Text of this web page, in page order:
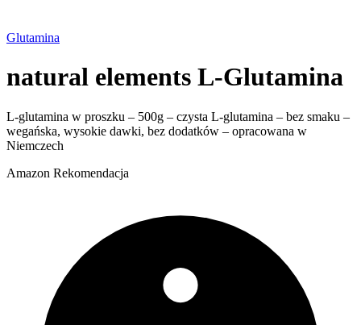
Glutamina
natural elements L-Glutamina
L-glutamina w proszku – 500g – czysta L-glutamina – bez smaku –
wegańska, wysokie dawki, bez dodatków – opracowana w
Niemczech
Amazon Rekomendacja